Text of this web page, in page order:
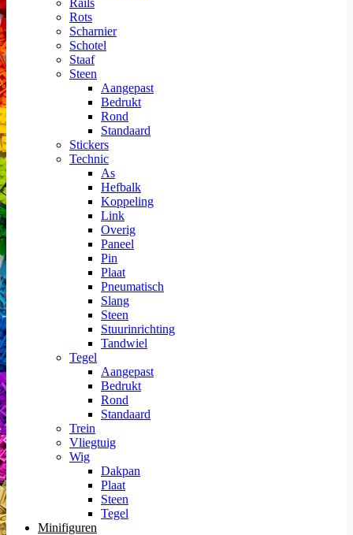
Rots
Scharnier
Schotel
Staaf
Steen
Aangepast
Bedrukt
Rond
Standaard
Stickers
Technic
As
Hefbalk
Koppeling
Link
Overig
Paneel
Pin
Plaat
Pneumatisch
Slang
Steen
Stuurinrichting
Tandwiel
Tegel
Aangepast
Bedrukt
Rond
Standaard
Trein
Vliegtuig
Wig
Dakpan
Plaat
Steen
Tegel
Minifiguren